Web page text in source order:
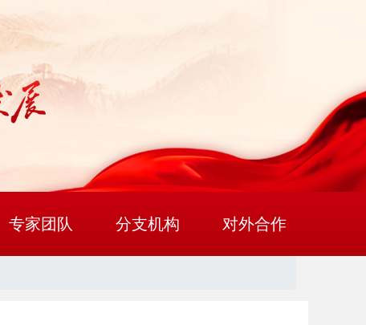
专家团队 分支机构 对外合作